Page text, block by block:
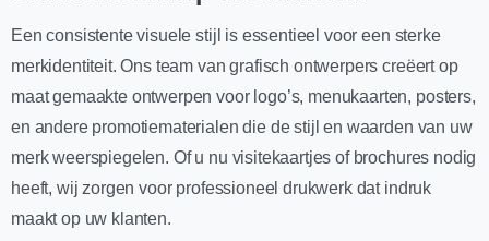
Een consistente visuele stijl is essentieel voor een sterke
merkidentiteit. Ons team van grafisch ontwerpers creëert op
maat gemaakte ontwerpen voor logo’s, menukaarten, posters,
en andere promotiematerialen die de stijl en waarden van uw
merk weerspiegelen. Of u nu visitekaartjes of brochures nodig
heeft, wij zorgen voor professioneel drukwerk dat indruk
maakt op uw klanten.